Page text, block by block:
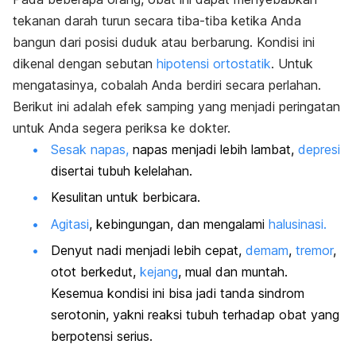
tekanan darah turun secara tiba-tiba ketika Anda
bangun dari posisi duduk atau berbarung. Kondisi ini
dikenal dengan sebutan hipotensi ortostatik. Untuk
mengatasinya, cobalah Anda berdiri secara perlahan.
Berikut ini adalah efek samping yang menjadi peringatan
untuk Anda segera periksa ke dokter.
Sesak napas, napas menjadi lebih lambat, depresi
disertai tubuh kelelahan.
Kesulitan untuk berbicara.
Agitasi, kebingungan, dan mengalami halusinasi.
Denyut nadi menjadi lebih cepat, demam, tremor,
otot berkedut, kejang, mual dan muntah.
Kesemua kondisi ini bisa jadi tanda sindrom
serotonin, yakni reaksi tubuh terhadap obat yang
berpotensi serius.